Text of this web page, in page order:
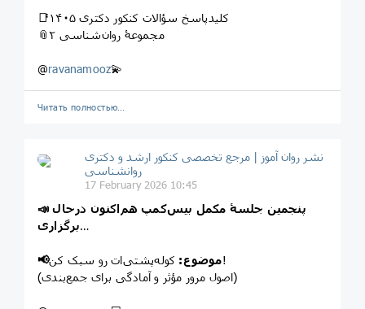
📑کلیدپاسخ سؤالات کنکور دکتری ۱۴۰۵
📎مجموعۀ روان‌شناسی ۲
@ravanamooz💫
Читать полностью…
نشر روان‌ آموز | مرجع تخصصی کنکور ارشد و دکتری
روانشناسی
17 February 2026 10:45
📣 پنجمین جلسۀ مکمل بیس‌کمپ هم‌اکنون در‌حال‌
برگزاری…
📢موضوع:کوله‌پشتی‌ات رو سبک کن!
(اصول مرور مؤثر و آمادگی برای جمع‌بندی)